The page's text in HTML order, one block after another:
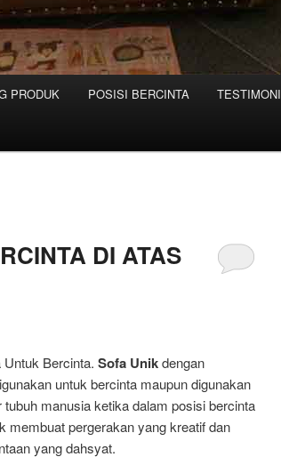
PRODUK POSISI BERCINTA TESTIMONI
DI ATAS
Untuk Bercinta. Sofa Unikdengan
untuk bercinta maupun digunakan
manusia ketika dalam posisi bercinta
membuat pergerakan yang kreatif dan
yang dahsyat.